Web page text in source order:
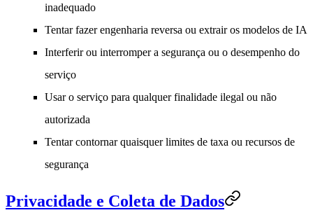
inadequado
Tentar fazer engenharia reversa ou extrair os modelos de IA
Interferir ou interromper a segurança ou o desempenho do
serviço
Usar o serviço para qualquer finalidade ilegal ou não
autorizada
Tentar contornar quaisquer limites de taxa ou recursos de
segurança
Privacidade e Coleta de Dados